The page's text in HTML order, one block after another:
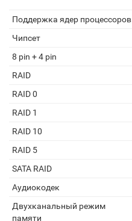
Поддержка ядер процессоров
Чипсет
8 pin + 4 pin
RAID
RAID 0
RAID 1
RAID 10
RAID 5
SATA RAID
Аудиокодек
Двухканальный режим
памяти